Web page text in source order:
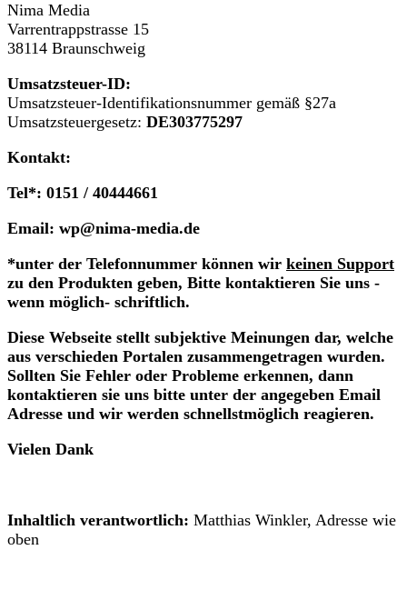
Nima Media
Varrentrappstrasse 15
38114 Braunschweig
Umsatzsteuer-ID:
Umsatzsteuer-Identifikationsnummer gemäß §27a
Umsatzsteuergesetz: DE303775297
Kontakt:
Tel*: 0151 / 40444661
Email: wp@nima-media.de
*unter der Telefonnummer können wir keinen Support
zu den Produkten geben, Bitte kontaktieren Sie uns -
wenn möglich- schriftlich.
Diese Webseite stellt subjektive Meinungen dar, welche
aus verschieden Portalen zusammengetragen wurden.
Sollten Sie Fehler oder Probleme erkennen, dann
kontaktieren sie uns bitte unter der angegeben Email
Adresse und wir werden schnellstmöglich reagieren.
Vielen Dank
Inhaltlich verantwortlich: Matthias Winkler, Adresse wie
oben